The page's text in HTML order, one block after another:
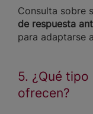
Consulta sobre
de respuesta
para adaptarse
5. ¿Qué
ofrecen?